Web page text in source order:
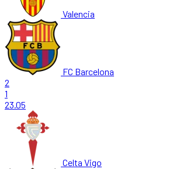
Valencia
FC Barcelona
2
1
23.05
Celta Vigo